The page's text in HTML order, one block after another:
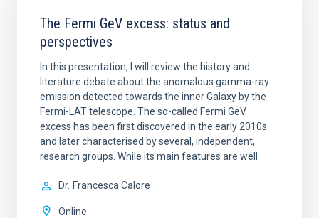
The Fermi GeV excess: status and
perspectives
In this presentation, I will review the history and
literature debate about the anomalous gamma-ray
emission detected towards the inner Galaxy by the
Fermi-LAT telescope. The so-called Fermi GeV
excess has been first discovered in the early 2010s
and later characterised by several, independent,
research groups. While its main features are well
Dr. Francesca Calore
Online